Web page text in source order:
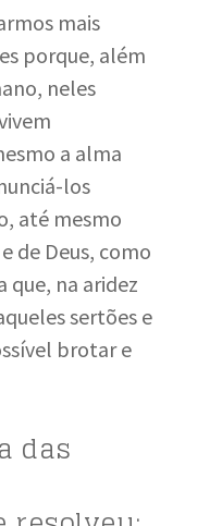
mais
porque, além
neles
a alma
los
até mesmo
de Deus, como
que, na aridez
sertões e
brotar e
das